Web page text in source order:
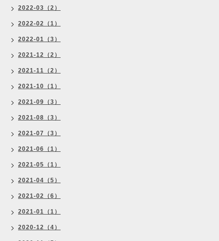
2022-03（2）
2022-02（1）
2022-01（3）
2021-12（2）
2021-11（2）
2021-10（1）
2021-09（3）
2021-08（3）
2021-07（3）
2021-06（1）
2021-05（1）
2021-04（5）
2021-02（6）
2021-01（1）
2020-12（4）